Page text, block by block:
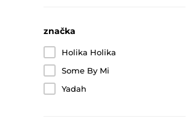
značka
Holika Holika
Some By Mi
Yadah